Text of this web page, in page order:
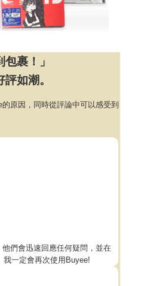
包裹！」
如潮。
原因，同時從評論中可以感受到
們會迅速回應任何疑問，並在
我一定會再次使用Buyee!